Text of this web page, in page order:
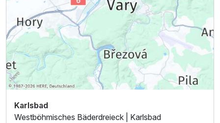
Karlsbad
Westböhmisches Bäderdreieck | Karlsbad